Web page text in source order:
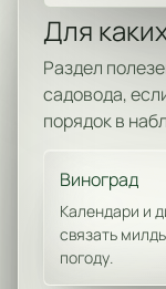
Для
Раздел
садовода,
порядок в
Виноград
Календари и
связать
погоду.